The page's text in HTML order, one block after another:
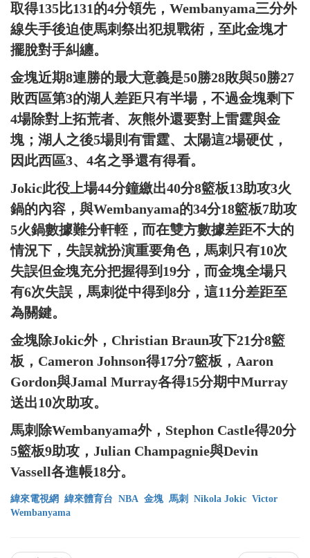
取得135比131的4分領先，Wembanyama三分外
線失手後迫使馬刺祭出犯規戰術，至此金塊才
擺脫對手糾纏。
金塊近期8連勝的最大意義是50勝28敗與50勝27
敗西區第3的湖人差距只有半場，不過金塊剩下
4場除對上拓荒者、灰熊外還要對上雷霆與金
塊；湖人之後5場則有雷霆、太陽這2場硬仗，
因此西區3、4名之爭還有得看。
Jokic此役上場44分鐘繳出40分8籃板13助攻3火
鍋的內容，與Wembanyama的34分18籃板7助攻
5火鍋數據難分軒輊，而在雙方數據差距不大的
情況下，失誤就扮演重要角色，馬刺只有10次
失誤但金塊充分把握得到19分，而金塊全場只
有6次失誤，馬刺從中得到8分，這11分差距至
為關鍵。
金塊除Jokic外，Christian Braun攻下21分8籃
板，Cameron Johnson得17分7籃板，Aaron
Gordon與Jamal Murray各得15分期中Murray
送出10次助攻。
馬刺除Wembanyama外，Stephon Castle得20分
5籃板9助攻，Julian Champagnie與Devin
Vassell各進帳18分。
緯來電視網 緯來體育台 NBA 金塊 馬刺 Nikola Jokic Victor
Wembanyama